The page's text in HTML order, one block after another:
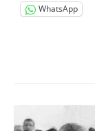
WhatsApp